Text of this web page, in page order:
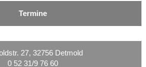
Termine
27, 32756 Detmold
0 52 31/9 76 60